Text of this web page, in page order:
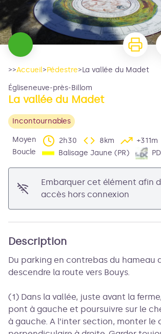
Voir
>>Accueil>Pédestre>La vallée du Madet
Égliseneuve-près-Billom
La vallée du Madet
Incontournables
Moyen 2h30 8km +311m
Boucle
Balisage Jaune (PR)
Embarquer cet élément afin
accès hors connexion
Description
Du parking en contrebas du hameau
descendre la route vers Bouys.
(1) Dans la vallée, juste avant la
pont à gauche et poursuivre sur le
à gauche. A l’inter section, monter le